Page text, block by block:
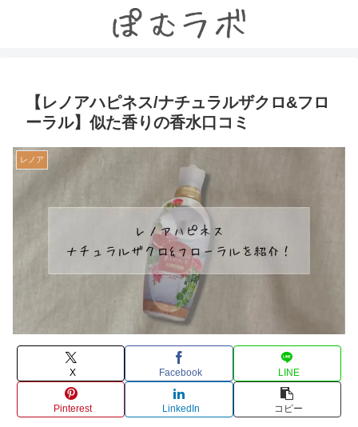
【レノアハピネス/ナチュラルザクロ&フロ
ーラル】似た香りの香水口コミ
レノア
X Facebook LINE
Pinterest LinkedIn コピー